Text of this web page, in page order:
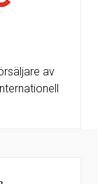
av